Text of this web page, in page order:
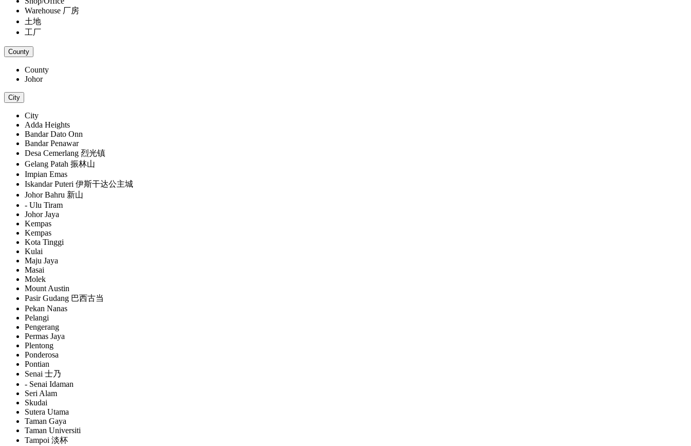
Warehouse 厂房
土地
工厂
County
County
Johor
City
City
Adda Heights
Bandar Dato Onn
Bandar Penawar
Desa Cemerlang 烈光镇
Gelang Patah 振林山
Impian Emas
Iskandar Puteri 伊斯干达公主城
Johor Bahru 新山
- Ulu Tiram
Johor Jaya
Kempas
Kempas
Kota Tinggi
Kulai
Maju Jaya
Masai
Molek
Mount Austin
Pasir Gudang 巴西古当
Pekan Nanas
Pelangi
Pengerang
Permas Jaya
Plentong
Ponderosa
Pontian
Senai 士乃
- Senai Idaman
Seri Alam
Skudai
Sutera Utama
Taman Gaya
Taman Universiti
Tampoi 淡杯